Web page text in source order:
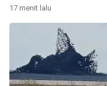
17 menit lalu